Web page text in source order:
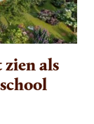
als